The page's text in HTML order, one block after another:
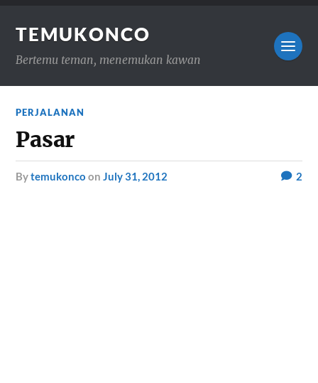
TEMUKONCO
Bertemu teman, menemukan kawan
PERJALANAN
Pasar
bytemukonco onJuly 31, 2012 2